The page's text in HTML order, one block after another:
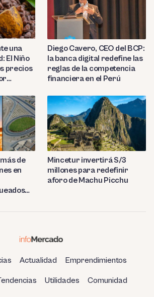
una
El Niño
precios
Diego Cavero, CEO del BCP:
la banca digital redefine las
reglas de la competencia
financiera en el Perú
de
en
Mincetur invertirá S/3
millones para redefinir
aforo de Machu Picchu
Actualidad Emprendimientos
Utilidades Comunidad